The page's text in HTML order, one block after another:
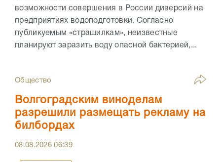
возможности совершения в России диверсий на
предприятиях водоподготовки. Согласно
публикуемым «страшилкам», неизвестные
планируют заразить воду опасной бактерией,...
Общество
Волгоградским виноделам
разрешили размещать рекламу на
билбордах
08.08.202606:39